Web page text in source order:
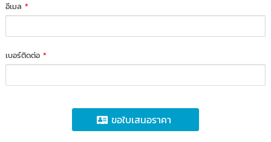
อีเมล*
เบอร์ติดต่อ*
ขอใบเสนอราคา